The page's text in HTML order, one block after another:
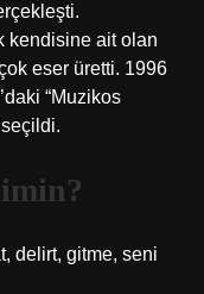
kendisine ait olan
eser üretti. 1996
“Muzikos
seçildi.
delirt, gitme, seni